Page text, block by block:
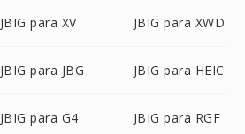
JBIG para XV JBIG para XWD
JBIG para JBG JBIG para HEIC
JBIG para G4 JBIG para RGF